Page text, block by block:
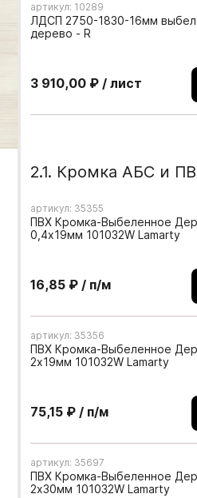
Мебельные образцы,
артикул: 10289
ЛДСП 2750-1830-16мм
дерево - R
3 910,00 ₽ / лист
2.1. Кромка АБС и
артикул: 35355
ПВХ Кромка-Выбеленное
0,4х19мм 101032W Lamarty
16,85 ₽ / п/м
артикул: 35356
ПВХ Кромка-Выбеленное
2х19мм 101032W Lamarty
75,15 ₽ / п/м
артикул: 35697
ПВХ Кромка-Выбеленное
2х30мм 101032W Lamarty